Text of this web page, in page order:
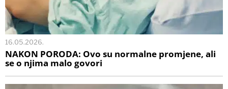
16.05.2026.
NAKON PORODA: Ovo su normalne promjene, ali
se o njima malo govori